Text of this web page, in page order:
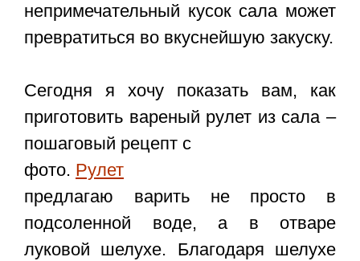
непримечательный кусок сала может
превратиться во вкуснейшую закуску.
Сегодня я хочу показать вам, как
приготовить вареный рулет из сала –
пошаговый рецепт с
фото. Рулет
предлагаю варить не просто в
подсоленной воде, а в отваре
луковой шелухе. Благодаря шелухе